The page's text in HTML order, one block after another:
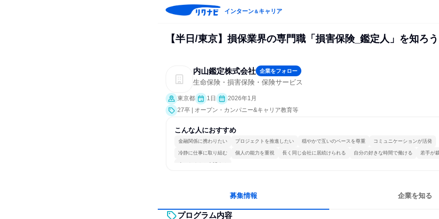
インターン＆キャリア
【半日/東京】損保業界の専門職「損害保険_鑑定人」を知ろ
内山鑑定株式会社 企業をフォロー
生命保険・損害保険・保険サービス
東京都 1日
2026年1月
27卒 | オープン・カンパニー&キャリア教育等
こんな人におすすめ
金融関係に携わりたい プロジェクトを推進したい 穏やかで互いのペースを尊重 コミュニケーションが活発
冷静に仕事に取り組む 個人の能力を重視 長く同じ会社に居続けられる 自分の好きな時間で働ける 若手が
人とたくさん会話する
募集情報 企業を知る
プログラム内容